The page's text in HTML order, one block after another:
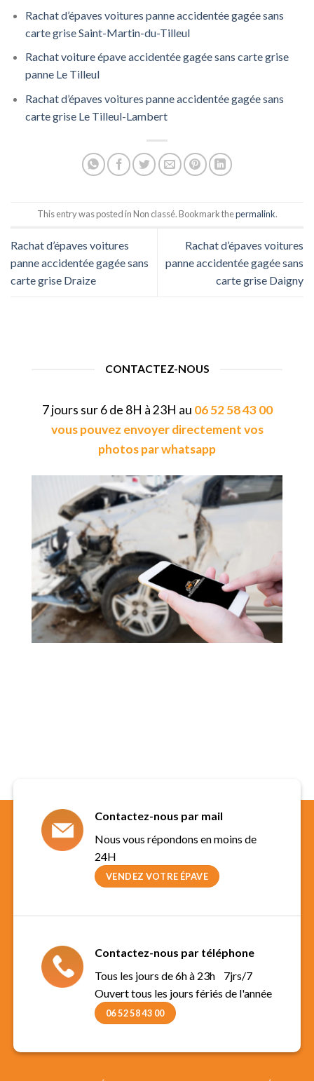
Rachat d’épaves voitures panne accidentée gagée sans
carte grise Saint-Martin-du-Tilleul
Rachat voiture épave accidentée gagée sans carte grise
panne Le Tilleul
Rachat d’épaves voitures panne accidentée gagée sans
carte grise Le Tilleul-Lambert
This entry was posted in Non classé. Bookmark thepermalink.
Rachat d’épaves voitures
panne accidentée gagée sans
carte grise Draize
Rachat d’épaves voitures
panne accidentée gagée sans
carte grise Daigny
CONTACTEZ-NOUS
7 jours sur 6 de 8H à 23H au 06 52 58 43 00
vous pouvez envoyer directement vos
photos par whatsapp
Contactez-nous par mail
Nous vous répondons en moins de
24H
VENDEZ VOTRE ÉPAVE
Contactez-nous par téléphone
Tous les jours de 6h à 23h 7jrs/7
Ouvert tous les jours fériés de l'année
06 52 58 43 00